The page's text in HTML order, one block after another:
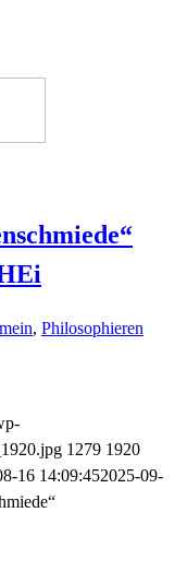
, Philosophieren
1279 1920
16 14:09:452025-09-